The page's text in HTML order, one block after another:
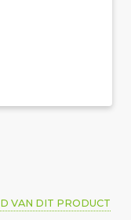
VAN DIT PRODUCT